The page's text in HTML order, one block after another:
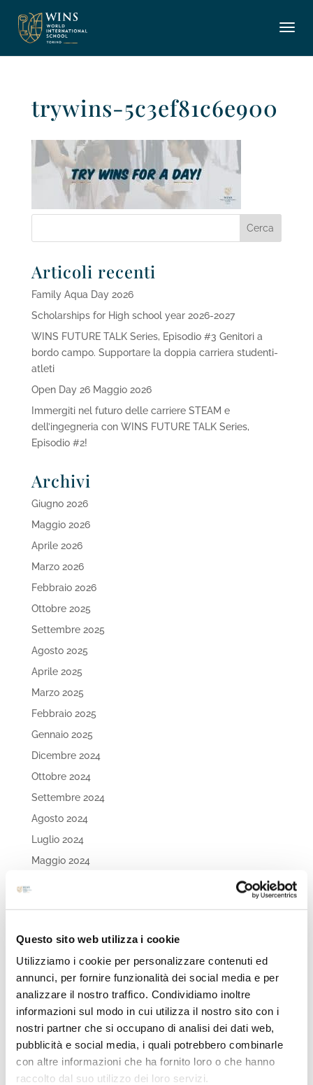
Questo sito web utilizza i cookie
Utilizziamo i cookie per personalizzare contenuti ed
annunci, per fornire funzionalità dei social media e per
analizzare il nostro traffico. Condividiamo inoltre
informazioni sul modo in cui utilizza il nostro sito con i
nostri partner che si occupano di analisi dei dati web,
pubblicità e social media, i quali potrebbero combinarle
con altre informazioni che ha fornito loro o che hanno
raccolto dal suo utilizzo dei loro servizi.
trywins-5c3ef81c6e900
Articoli recenti
Family Aqua Day 2026
Scholarships for High school year 2026-2027
WINS FUTURE TALK Series, Episodio #3 Genitori a
bordo campo. Supportare la doppia carriera studenti-
atleti
Open Day 26 Maggio 2026
Immergiti nel futuro delle carriere STEAM e
dell’ingegneria con WINS FUTURE TALK Series,
Episodio #2!
Archivi
Giugno 2026
Maggio 2026
Aprile 2026
Marzo 2026
Febbraio 2026
Ottobre 2025
Settembre 2025
Agosto 2025
Aprile 2025
Marzo 2025
Febbraio 2025
Gennaio 2025
Dicembre 2024
Ottobre 2024
Settembre 2024
Agosto 2024
Luglio 2024
Maggio 2024
Dicembre 2023
Settembre 2023
Agosto 2023
Giugno 2023
Maggio 2023
Aprile 2023